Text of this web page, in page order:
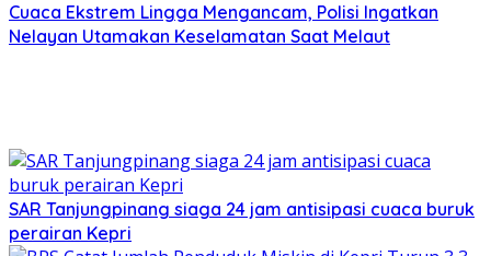
Cuaca Ekstrem Lingga Mengancam, Polisi Ingatkan
Nelayan Utamakan Keselamatan Saat Melaut
SAR Tanjungpinang siaga 24 jam antisipasi cuaca buruk
perairan Kepri